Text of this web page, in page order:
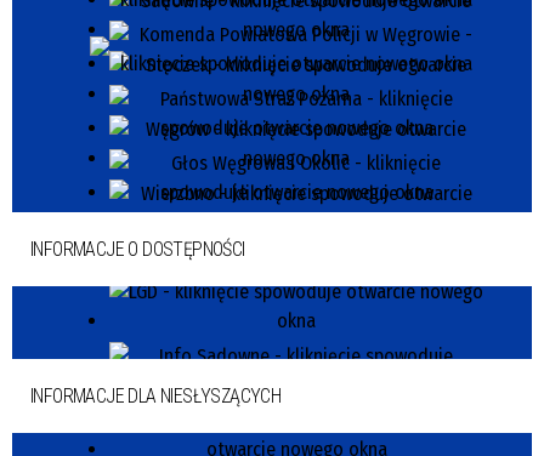
INFORMACJE O DOSTĘPNOŚCI
INFORMACJE DLA NIESŁYSZĄCYCH